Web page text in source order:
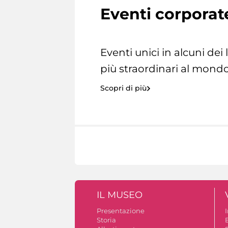
Eventi
Eventi unici in alcuni dei
più straordinari al
Scopri di più
IL MUSEO
Presentazione
Storia